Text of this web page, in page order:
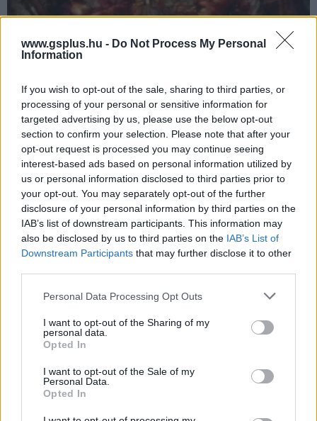
www.gsplus.hu - Do Not Process My Personal
Information
If you wish to opt-out of the sale, sharing to third parties, or
processing of your personal or sensitive information for
targeted advertising by us, please use the below opt-out
section to confirm your selection. Please note that after your
opt-out request is processed you may continue seeing
interest-based ads based on personal information utilized by
us or personal information disclosed to third parties prior to
your opt-out. You may separately opt-out of the further
disclosure of your personal information by third parties on the
IAB’s list of downstream participants. This information may
also be disclosed by us to third parties on the IAB’s List of
Downstream Participants that may further disclose it to other
Please note that this website/app uses one or more Google
not limited to your visit or usage behaviour. You may click to
grant or deny consent to Google and its third-party tags to
use your data for below specified purposes in below Google
consent section.
Personal Data Processing Opt Outs
I want to opt-out of the Sharing of my
personal data.
Opted In
I want to opt-out of the Sale of my
Personal Data.
Opted In
Alice: Madness Returns - nem volt horror, csak az EA
állította be annak
| 2013.01.22 08:33
American McGee ismét nyilatkozott, ezúttal az Electronic
Arts-szal szemben nem volt kíméletes.
Alice: Madness Returns